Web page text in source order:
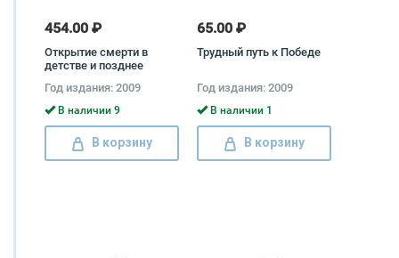
454.00 ₽
Открытие смерти в
детстве и позднее
Год издания: 2009
В наличии 9
В корзину
65.00 ₽
Трудный путь к Победе
Год издания: 2009
В наличии 1
В корзину